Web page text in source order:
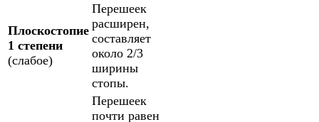
Плоскостопие
1 степени
(слабое)
Перешеек
расширен,
составляет
около 2/3
ширины
стопы.
Перешеек
почти равен